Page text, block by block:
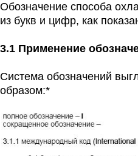
Обозначение способа
из букв и цифр, как
3.1 Применение
Система обозначений
образом:*